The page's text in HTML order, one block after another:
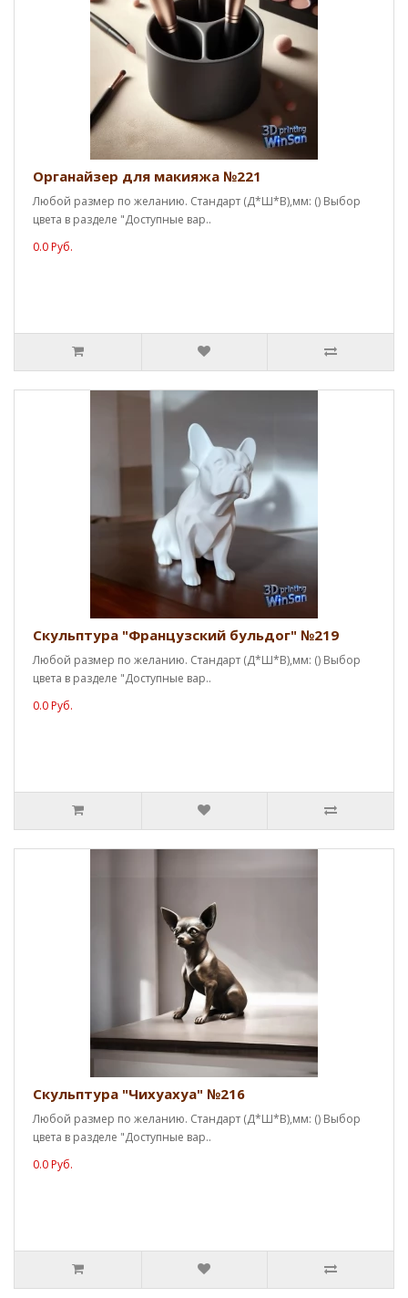
Органайзер для макияжа №221
Любой размер по желанию. Стандарт (Д*Ш*В),мм: () Выбор
цвета в разделе "Доступные вар..
0.0 Руб.
Скульптура "Французский бульдог" №219
Любой размер по желанию. Стандарт (Д*Ш*В),мм: () Выбор
цвета в разделе "Доступные вар..
0.0 Руб.
Скульптура "Чихуахуа" №216
Любой размер по желанию. Стандарт (Д*Ш*В),мм: () Выбор
цвета в разделе "Доступные вар..
0.0 Руб.